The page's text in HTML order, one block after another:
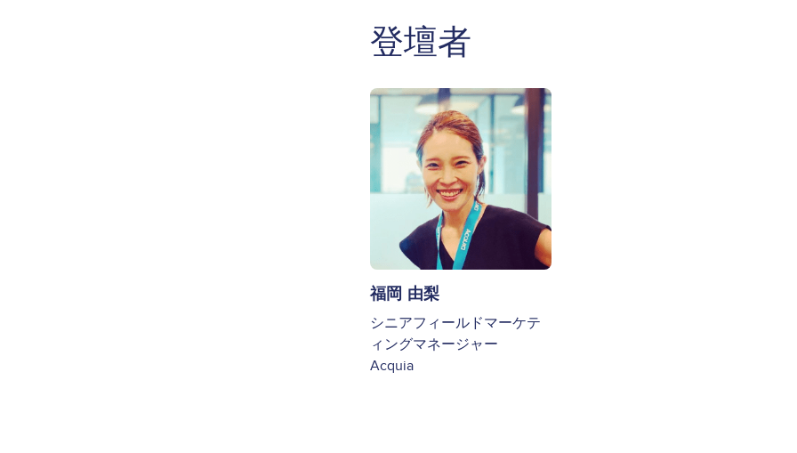
登壇者
Image
福岡 由梨
シニアフィールドマーケテ
ィングマネージャー
Acquia